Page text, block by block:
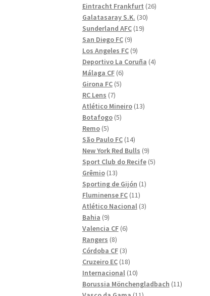
produkter
Eintracht Frankfurt 2626
Galatasaray S.K. 3030
Sunderland AFC 1919
San Diego FC 99
produkter
Los Angeles FC 99
produkter
Deportivo La Coruña 44
Málaga CF 66
produkter
Girona FC 55
RC Lens 77
produkter
Atlético Mineiro 1313
Botafogo 55
Remo 55
produkter
São Paulo FC 1414
produkter
New York Red Bulls 99
produkter
Sport Club do Recife 55
Grêmio 1313
produkter
Sporting de Gijón 11
Fluminense FC 1111
produkter
Atlético Nacional 33
Bahia 99
produkter
Valencia CF 66
Rangers 88
produkter
Córdoba CF 33
produkter
Cruzeiro EC 1818
produkter
Internacional 1010
produkter
Borussia Mönchengladbach 1111